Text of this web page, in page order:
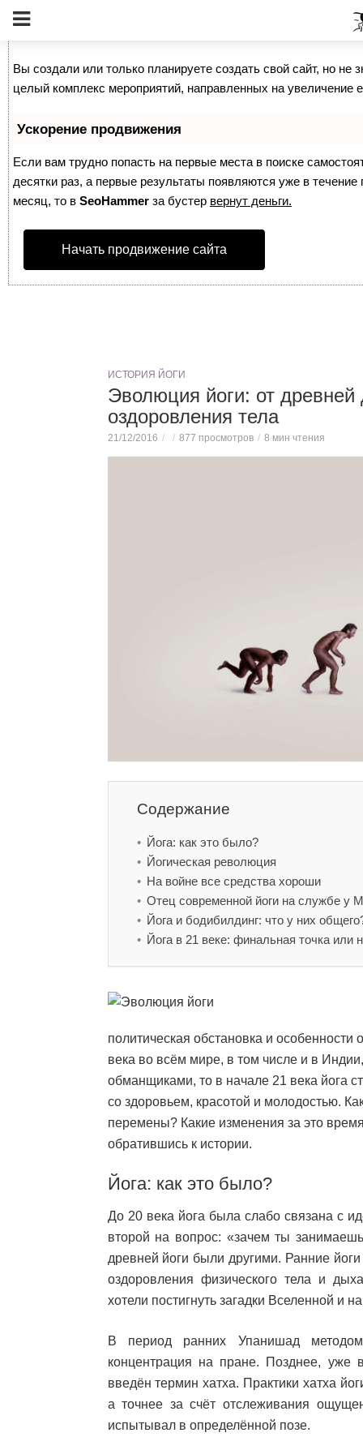
Как продвинуть сайт на первые места?
Вы создали или только планируете создать свой сайт, но не
целый комплекс мероприятий, направленных на увеличение
Ускорение продвижения
Если вам трудно попасть на первые места в поиске
десятки раз, а первые результаты появляются уже в
месяц, то в SeoHammer за бустер вернут деньги.
Начать продвижение сайта
ИСТОРИЯ ЙОГИ
Эволюция йоги: от древней
оздоровления тела
21/12/2016 877 просмотров 8 мин чтения
Содержание
Йога: как это было?
Йогическая революция
На войне все средства хороши
Отец современной йоги на службе у
Йога и бодибилдинг: что у них
Йога в 21 веке: финальная точка или
политическая обстановка и
века во всём мире, в том числе и в
обманщиками, то в начале 21 века йога
со здоровьем, красотой и молодостью.
перемены? Какие изменения за это
обратившись к истории.
Йога: как это было?
До 20 века йога была слабо связана с
второй на вопрос: «зачем ты
древней йоги были другими. Ранние
оздоровления физического тела и
хотели постигнуть загадки Вселенной и
В период ранних Упанишад
концентрация на пране. Позднее,
введён термин хатха. Практики хатха
а точнее за счёт отслеживания
испытывал в определённой позе.